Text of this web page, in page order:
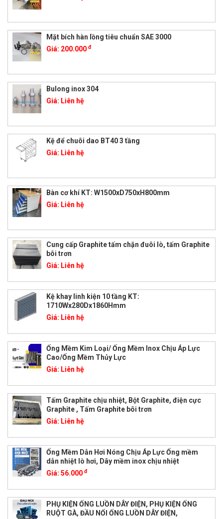
Mặt bích hàn lồng tiêu chuẩn SAE 3000
Giá: 200.000 đ
Bulong inox 304
Giá: Liên hệ
Kệ để chuôi dao BT40 3 tầng
Giá: Liên hệ
Bàn cơ khí KT: W1500xD750xH800mm
Giá: Liên hệ
Cung cấp Graphite tấm chặn đuôi lò, tấm Graphite
bôi trơn
Giá: Liên hệ
Kệ khay linh kiện 10 tầng KT:
1710Wx280Dx1860Hmm
Giá: Liên hệ
Ống Mềm Kim Loại/ Ống Mềm Inox Chịu Áp Lực
Cao/Ống Mềm Thủy Lực
Giá: Liên hệ
Tấm Graphite chịu nhiệt, Bột Graphite, điện cực
Graphite , Tấm Graphite bôi trơn
Giá: Liên hệ
Ống Mềm Dẫn Hơi Nóng Chịu Áp Lực Ống mềm
dẫn nhiệt lò hơi, Dây mềm inox chịu nhiệt
Giá: 56.000 đ
PHỤ KIỆN ỐNG LUỒN DÂY ĐIỆN, PHỤ KIỆN ỐNG
RUỘT GÀ, ĐẦU NỐI ỐNG LUỒN DÂY ĐIỆN,